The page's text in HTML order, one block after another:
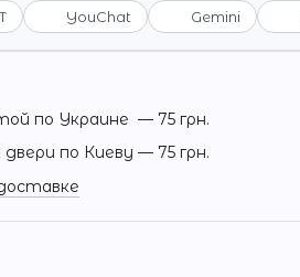
YouChat Gemini
по Украине — 75 грн.
двери по Киеву — 75 грн.